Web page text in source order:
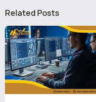
Related Posts